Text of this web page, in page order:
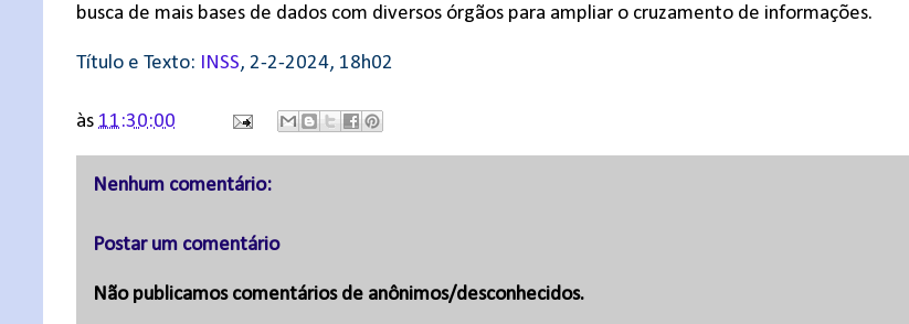
busca de mais bases de dados com diversos órgãos para ampliar o cruzamento de informações.
Título e Texto: INSS, 2-2-2024, 18h02
às 11:30:00
Nenhum comentário:
Postar um comentário
Não publicamos comentários de anônimos/desconhecidos.